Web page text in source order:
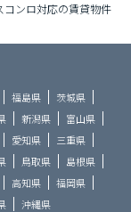
コンロ対応の賃貸物件
福島県
茨城県
新潟県
富山県
愛知県
三重県
鳥取県
島根県
高知県
福岡県
沖縄県